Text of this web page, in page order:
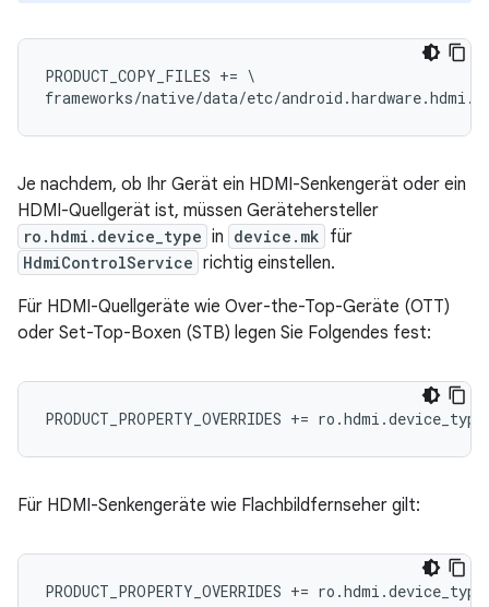
PRODUCT_COPY_FILES += \
frameworks/native/data/etc/
Je nachdem, ob Ihr Gerät ein HDMI-Senkengerät oder ein
HDMI-Quellgerät ist, müssen Gerätehersteller
ro.hdmi.device_type in device.mk für
HdmiControlService richtig einstellen.
Für HDMI-Quellgeräte wie Over-the-Top-Geräte (OTT)
oder Set-Top-Boxen (STB) legen Sie Folgendes fest:
PRODUCT_PROPERTY_OVERRIDES +=
Für HDMI-Senkengeräte wie Flachbildfernseher gilt:
PRODUCT_PROPERTY_OVERRIDES +=